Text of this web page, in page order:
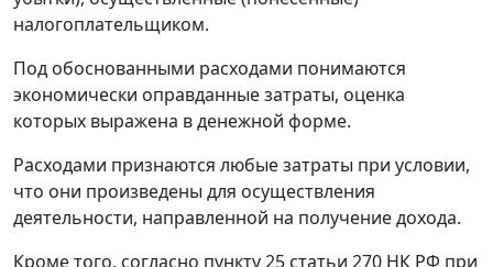
налогоплательщиком.
Под обоснованными расходами понимаются
экономически оправданные затраты, оценка
которых выражена в денежной форме.
Расходами признаются любые затраты при условии,
что они произведены для осуществления
деятельности, направленной на получение дохода.
Кроме того, согласно пункту 25 статьи 270 НК РФ при